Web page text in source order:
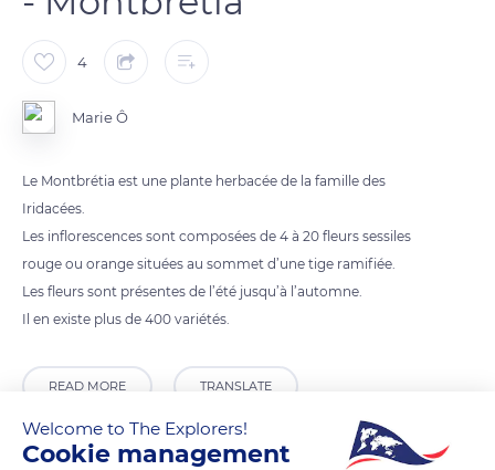
4
Marie Ô
Le Montbrétia est une plante herbacée de la famille des
Iridacées.
Les inflorescences sont composées de 4 à 20 fleurs sessiles
rouge ou orange situées au sommet d’une tige ramifiée.
Les fleurs sont présentes de l’été jusqu’à l’automne.
Il en existe plus de 400 variétés.
READ MORE TRANSLATE
Welcome to The Explorers!
Cookie management